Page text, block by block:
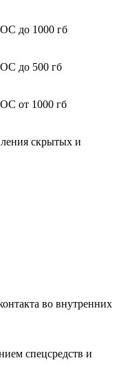
до 1000 гб
до 500 гб
от 1000 гб
скрытых и
во внутренних
спецсредств и